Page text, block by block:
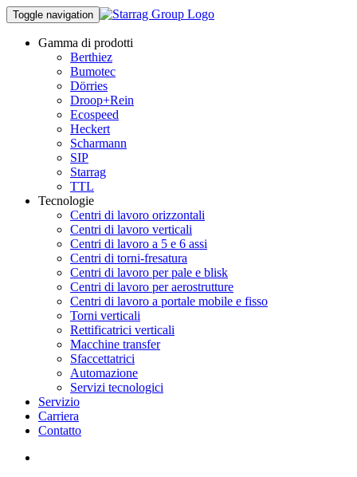
Toggle navigation
Gamma di prodotti
Berthiez
Bumotec
Dörries
Droop+Rein
Ecospeed
Heckert
Scharmann
SIP
Starrag
TTL
Tecnologie
Centri di lavoro orizzontali
Centri di lavoro verticali
Centri di lavoro a 5 e 6 assi
Centri di torni-fresatura
Centri di lavoro per pale e blisk
Centri di lavoro per aerostrutture
Centri di lavoro a portale mobile e fisso
Torni verticali
Rettificatrici verticali
Macchine transfer
Sfaccettatrici
Automazione
Servizi tecnologici
Servizio
Carriera
Contatto